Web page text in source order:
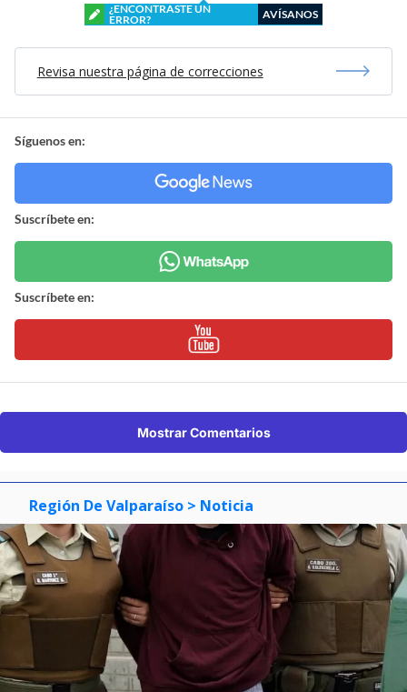
¿ENCONTRASTE UN
ERROR?
AVÍSANOS
Revisa nuestra página de correcciones
Síguenos en:
Suscríbete en:
Suscríbete en:
Mostrar Comentarios
Región De Valparaíso > Noticia